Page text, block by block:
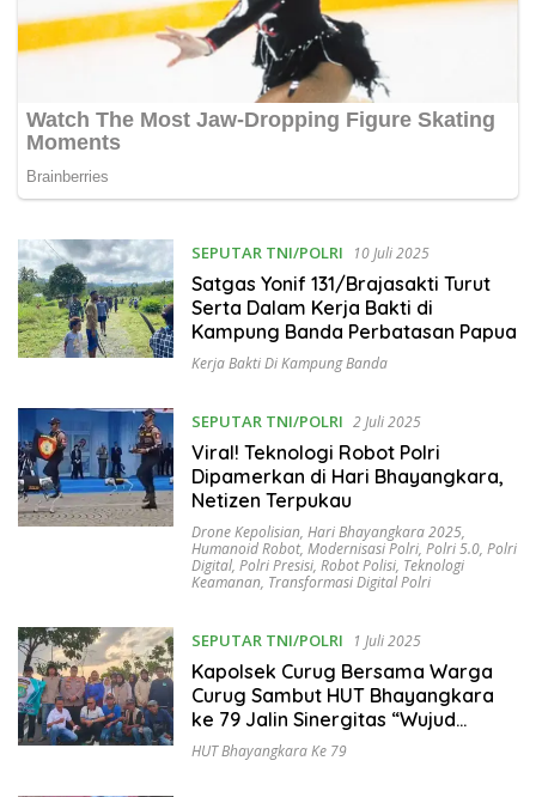
SEPUTAR TNI/POLRI 10 Juli 2025
Satgas Yonif 131/Brajasakti Turut
Serta Dalam Kerja Bakti di
Kampung Banda Perbatasan Papua
Kerja Bakti Di Kampung Banda
SEPUTAR TNI/POLRI 2 Juli 2025
Viral! Teknologi Robot Polri
Dipamerkan di Hari Bhayangkara,
Netizen Terpukau
Drone Kepolisian, Hari Bhayangkara 2025,
Humanoid Robot, Modernisasi Polri, Polri 5.0, Polri
Digital, Polri Presisi, Robot Polisi, Teknologi
Keamanan, Transformasi Digital Polri
SEPUTAR TNI/POLRI 1 Juli 2025
Kapolsek Curug Bersama Warga
Curug Sambut HUT Bhayangkara
ke 79 Jalin Sinergitas “Wujud
Penguatan Kebersamaan”
HUT Bhayangkara Ke 79